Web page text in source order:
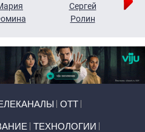
Сергей
Ролин
ОТТ
ТЕХНОЛОГИИ